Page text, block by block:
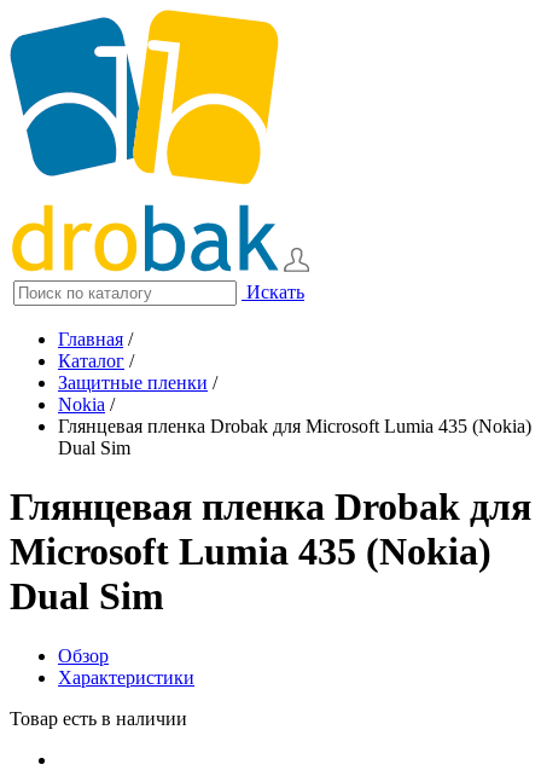
Искать
Главная /
Каталог /
Защитные пленки /
Nokia /
Глянцевая пленка Drobak для Microsoft Lumia 435 (Nokia)
Dual Sim
Глянцевая пленка Drobak для
Microsoft Lumia 435 (Nokia)
Dual Sim
Обзор
Характеристики
Товар есть в наличии